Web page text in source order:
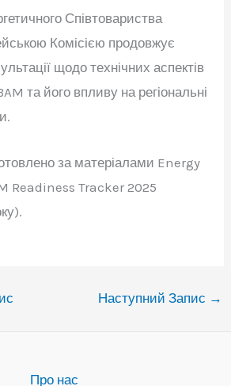
Співтовариства
Комісією продовжує
щодо технічних аспектів
та його впливу на регіональні
за матеріалами Energy
Readiness Tracker 2025
Наступний Запис →
Про нас